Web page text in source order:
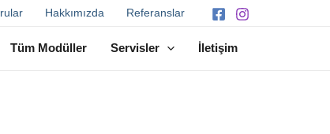
Hakkımızda Referanslar
Tüm Modüller Servisler İletişim